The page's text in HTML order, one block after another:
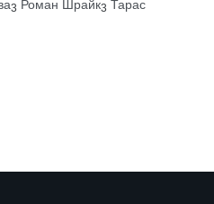
3 Роман Шрайк3 Тарас